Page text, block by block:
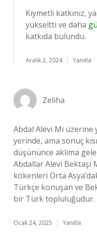
Kıymetli katkınız,
yükseltti ve daha
katkıda bulundu.
Aralık 2, 2024 Yanıtla
Zeliha
Abdal Alevi Mi üzerine
yerinde, ama sonuç
düşününce aklıma
Abdallar Alevi Bektaşi
kökenleri Orta
Türkçe konuşan ve
bir Türk topluluğudur.
Ocak 24, 2025 Yanıtla